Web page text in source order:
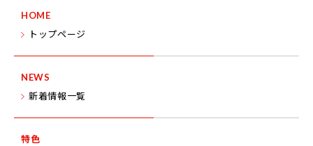
HOME
トップページ
NEWS
新着情報一覧
特色